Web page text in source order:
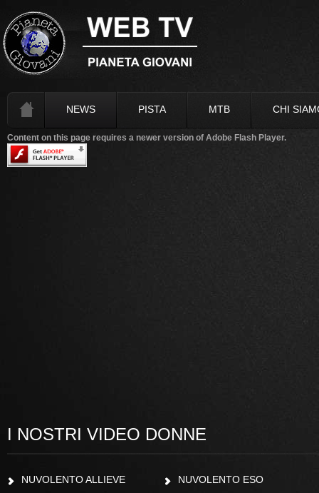
NEWS PISTA MTB CHI
Content on this page requires a newer version of Adobe Flash Player.
I NOSTRI VIDEO DONNE
NUVOLENTO ALLIEVE NUVOLENTO ESO